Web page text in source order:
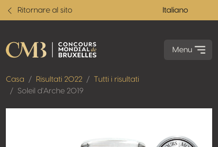
Ritornare al sito Italiano
Menu
Casa Risultati 2022
Tutti i risultati
Soleil d'Arche 2019